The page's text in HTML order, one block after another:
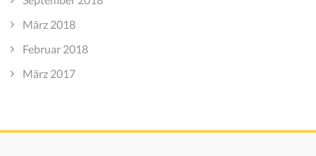
März 2018
Februar 2018
März 2017